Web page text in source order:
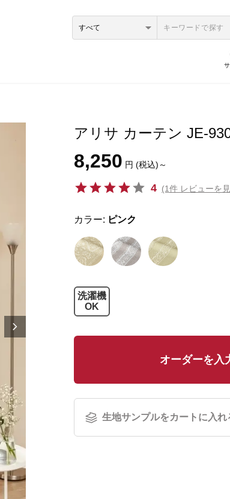
アリサ カーテン JE-
8,250 円 (税込)～
4 (1件 レビューを
カラー: ピンク
洗濯機
OK
オーダーを入
生地サンプルをカートに入れ